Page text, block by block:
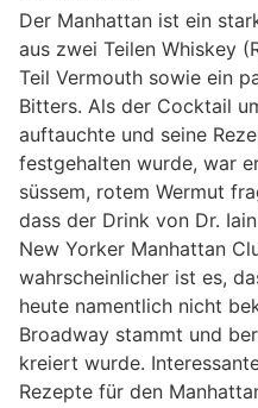
Der Manhattan ist ein
aus zwei Teilen Whiskey
Teil Vermouth sowie ein
Bitters. Als der Cocktail
auftauchte und seine
festgehalten wurde, war
süssem, rotem Wermut
dass der Drink von Dr.
New Yorker Manhattan
wahrscheinlicher ist es,
heute namentlich nicht
Broadway stammt und
kreiert wurde.
Rezepte für den